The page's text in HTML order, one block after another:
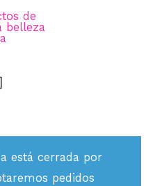
está cerrada por
pedidos